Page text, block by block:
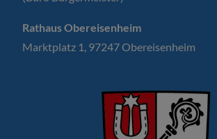
Rathaus Obereisenheim
Marktplatz 1, 97247 Obereisenheim